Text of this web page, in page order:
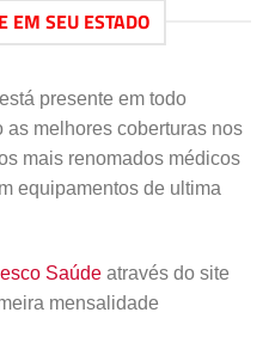
EM SEU ESTADO
está presente em todo
melhores coberturas nos
mais renomados médicos
equipamentos de ultima
Saúde através do site
mensalidade